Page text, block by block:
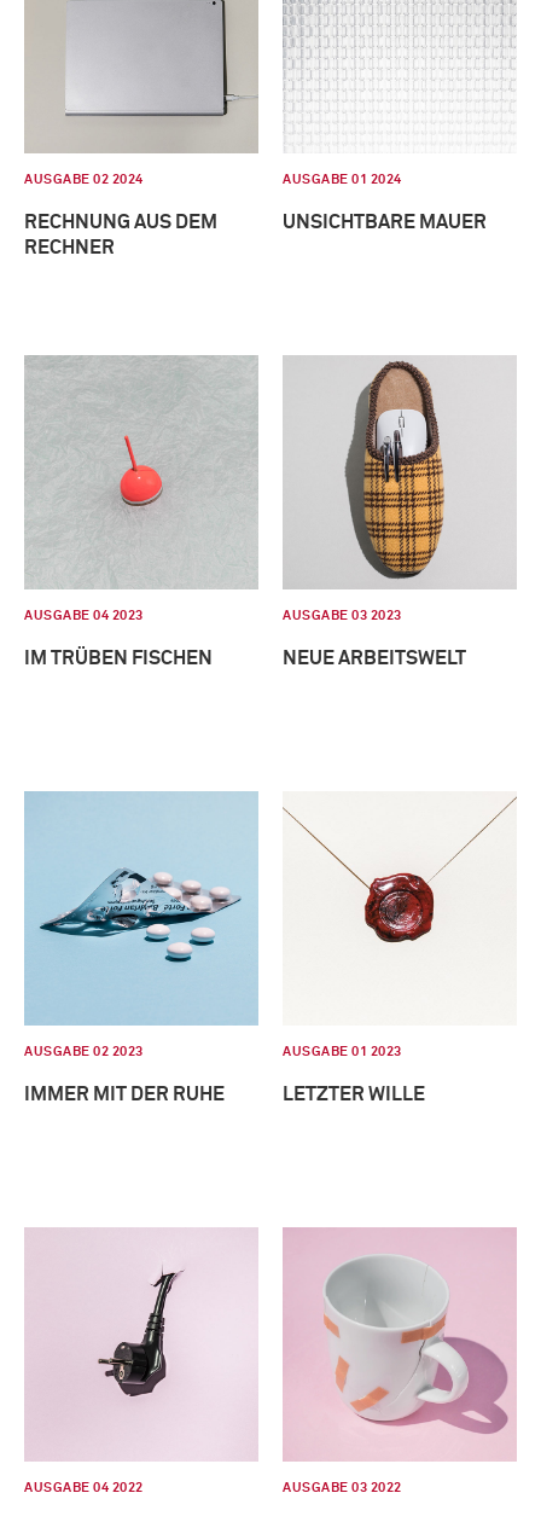
AUSGABE 02 2024
RECHNUNG AUS DEM
RECHNER
AUSGABE 01 2024
UNSICHTBARE MAUER
AUSGABE 04 2023
IM TRÜBEN FISCHEN
AUSGABE 03 2023
NEUE ARBEITSWELT
AUSGABE 02 2023
IMMER MIT DER RUHE
AUSGABE 01 2023
LETZTER WILLE
AUSGABE 04 2022 AUSGABE 03 2022